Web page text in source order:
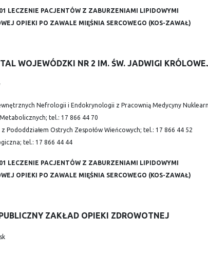
LECZENIE PACJENTÓW Z ZABURZENIAMI LIPIDOWYMI
OPIEKI PO ZAWALE MIĘŚNIA SERCOWEGO (KOS-ZAWAŁ)
WOJEWÓDZKI NR 2 IM. ŚW. JADWIGI
Nefrologii i Endokrynologii z Pracownią Medycyny
tel.: 17 866 44 70
Pododdziałem Ostrych Zespołów Wieńcowych; tel.: 17 866 44 52
tel.: 17 866 44 44
LECZENIE PACJENTÓW Z ZABURZENIAMI LIPIDOWYMI
OPIEKI PO ZAWALE MIĘŚNIA SERCOWEGO (KOS-ZAWAŁ)
ZAKŁAD OPIEKI ZDROWOTNEJ